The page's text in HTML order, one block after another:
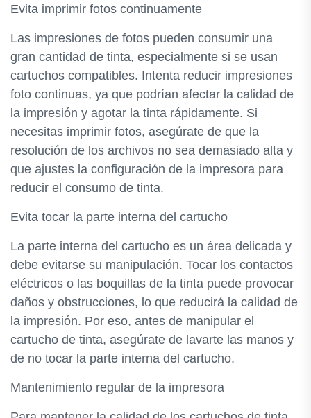
Evita imprimir fotos continuamente
Las impresiones de fotos pueden consumir una
gran cantidad de tinta, especialmente si se usan
cartuchos compatibles. Intenta reducir impresiones
foto continuas, ya que podrían afectar la calidad de
la impresión y agotar la tinta rápidamente. Si
necesitas imprimir fotos, asegúrate de que la
resolución de los archivos no sea demasiado alta y
que ajustes la configuración de la impresora para
reducir el consumo de tinta.
Evita tocar la parte interna del cartucho
La parte interna del cartucho es un área delicada y
debe evitarse su manipulación. Tocar los contactos
eléctricos o las boquillas de la tinta puede provocar
daños y obstrucciones, lo que reducirá la calidad de
la impresión. Por eso, antes de manipular el
cartucho de tinta, asegúrate de lavarte las manos y
de no tocar la parte interna del cartucho.
Mantenimiento regular de la impresora